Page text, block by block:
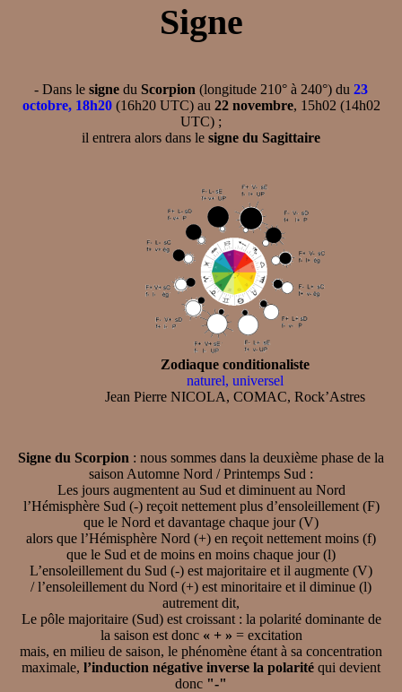
Signe
- Dans le signe du Scorpion (longitude 210° à 240°) du 23
octobre, 18h20(16h20 UTC) au 22 novembre, 15h02 (14h02
UTC) ;
il entrera alors dans le signe du Sagittaire
Zodiaque conditionaliste
naturel, universel
Jean Pierre NICOLA, COMAC, Rock’Astres
Signe du Scorpion : nous sommes dans la deuxième phase de la
saison Automne Nord / Printemps Sud :
Les jours augmentent au Sud et diminuent au Nord
l’Hémisphère Sud (-) reçoit nettement plus d’ensoleillement (F)
que le Nord et davantage chaque jour (V)
alors que l’Hémisphère Nord (+) en reçoit nettement moins (f)
que le Sud et de moins en moins chaque jour (l)
L’ensoleillement du Sud (-) est majoritaire et il augmente (V)
/ l’ensoleillement du Nord (+) est minoritaire et il diminue (l)
autrement dit,
Le pôle majoritaire (Sud) est croissant : la polarité dominante de
la saison est donc « + » = excitation
mais, en milieu de saison, le phénomène étant à sa concentration
maximale, l’induction négative inverse la polarité qui devient
donc "-"